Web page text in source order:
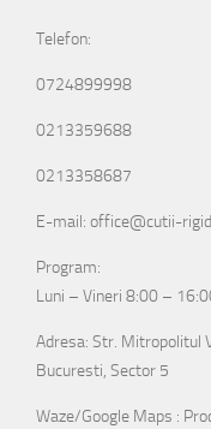
Telefon:
0724899998
0213359688
0213358687
E-mail: office@cutii-
Program:
Luni – Vineri 8:00 –
Adresa: Str. Mitropolitul
Bucuresti, Sector 5
Waze/Google Maps :